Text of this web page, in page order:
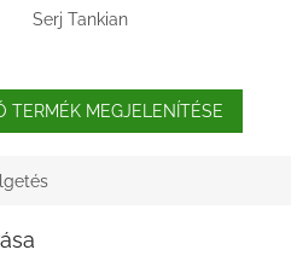
Serj Tankian
TERMÉK MEGJELENÍTÉSE